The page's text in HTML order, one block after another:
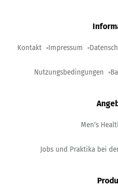
Kontakt Impressum
Nutzungsbedingungen
Men‘s
Jobs und Praktika bei